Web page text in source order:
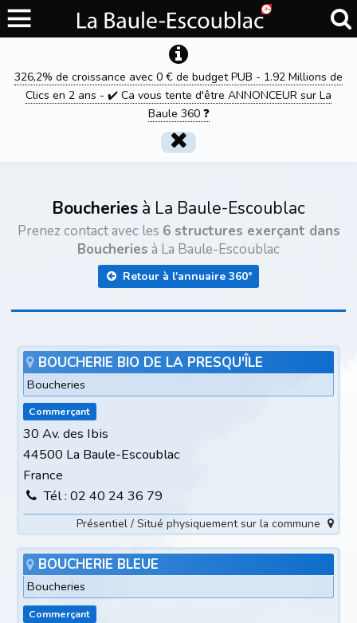
326,2% de croissance avec 0 € de budget PUB - 1.92 Millions de
Clics en 2 ans - ✔️ Ca vous tente d'être ANNONCEUR sur La
Baule 360 ❓
Boucheries à La Baule-Escoublac
Prenez contact avec les 6 structures exerçant dans
Boucheries à La Baule-Escoublac
Retour à l'annuaire 360°
BOUCHERIE BIO DE LA PRESQU'ÎLE
Boucheries
Commerçant
30 Av. des Ibis
44500 La Baule-Escoublac
France
Tél : 02 40 24 36 79
Présentiel / Situé physiquement sur la commune
BOUCHERIE BLEUE
Boucheries
Commerçant